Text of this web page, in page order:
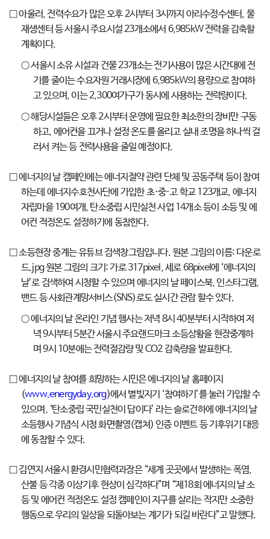
□ 아울러, 전력수요가 많은 오후 2시부터 3시까지 아리수정수센터, 물
재생센터 등 서울시 주요시설 23개소에서 6,985kW 전력을 감축할
계획이다.
○ 서울시 소유 시설과 건물 23개소는 전기사용이 많은 시간대에 전
기를 줄이는 수요자원 거래시장에 6,985kW의 용량으로 참여하
고 있으며, 이는 2,300여가구가 동시에 사용하는 전력량이다.
○ 해당시설들은 오후 2시부터 운영에 필요한 최소한의 장비만 구동
하고, 에어컨을 끄거나 설정 온도를 올리고 실내 조명을 하나씩 걸
러서 켜는 등 전력사용을 줄일 예정이다.
□ 에너지의 날 캠페인에는 에너지절약 관련 단체 및 공동주택 등이 참여
하는데 에너지수호천사단에 가입한 초·중·고 학교 123개교, 에너지
자립마을 190여개, 탄소중립 시민실천 사업 14개소 등이 소등 및 에
어컨 적정온도 설정하기에 동참한다.
□ 소등현장 중계는 유튜브 검색창그림입니다. 원본 그림의 이름: 다운로
드.jpg 원본 그림의 크기: 가로 317pixel, 세로 68pixel에 ‘에너지의
날’로 검색하여 시청할 수 있으며 에너지의 날 페이스북, 인스타그램,
밴드 등 사회관계망서비스(SNS)로도 실시간 관람 할수 있다.
○ 에너지의 날 온라인 기념 행사는 저녁 8시 40분부터 시작하여 저
녁 9시부터 5분간 서울시 주요랜드마크 소등상황을 현장중계하
며 9시 10분에는 전력절감량 및 CO2 감축량을 발표한다.
□ 에너지의 날 참여를 희망하는 시민은 에너지의 날 홈페이지
(www.energyday.org)에서 별빛지기 ‘참여하기’를 눌러 가입할 수
있으며, ‘탄소중립 국민실천이 답이다’ 라는 슬로건하에 에너지의 날
소등행사 기념식 시청 화면촬영(캡쳐) 인증 이벤트 등 기후위기 대응
에 동참할 수 있다.
□ 김연지 서울시 환경시민협력과장은 “세계 곳곳에서 발생하는 폭염,
산불 등 각종 이상기후 현상이 심각하다”며 “제18회 에너지의 날 소
등 및 에어컨 적정온도 설정 캠페인이 지구를 살리는 작지만 소중한
행동으로 우리의 일상을 되돌아보는 계기가 되길 바란다”고 말했다.